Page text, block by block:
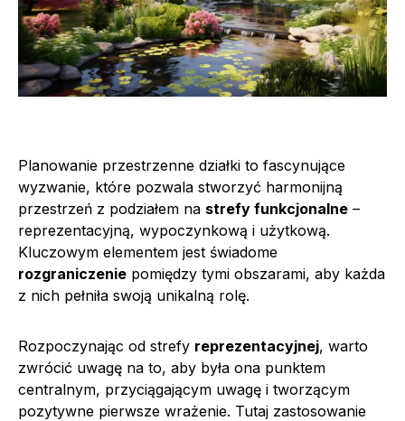
Planowanie przestrzenne działki to fascynujące
wyzwanie, które pozwala stworzyć harmonijną
przestrzeń z podziałem na strefy funkcjonalne –
reprezentacyjną, wypoczynkową i użytkową.
Kluczowym elementem jest świadome
rozgraniczenie pomiędzy tymi obszarami, aby każda
z nich pełniła swoją unikalną rolę.
Rozpoczynając od strefy reprezentacyjnej, warto
zwrócić uwagę na to, aby była ona punktem
centralnym, przyciągającym uwagę i tworzącym
pozytywne pierwsze wrażenie. Tutaj zastosowanie